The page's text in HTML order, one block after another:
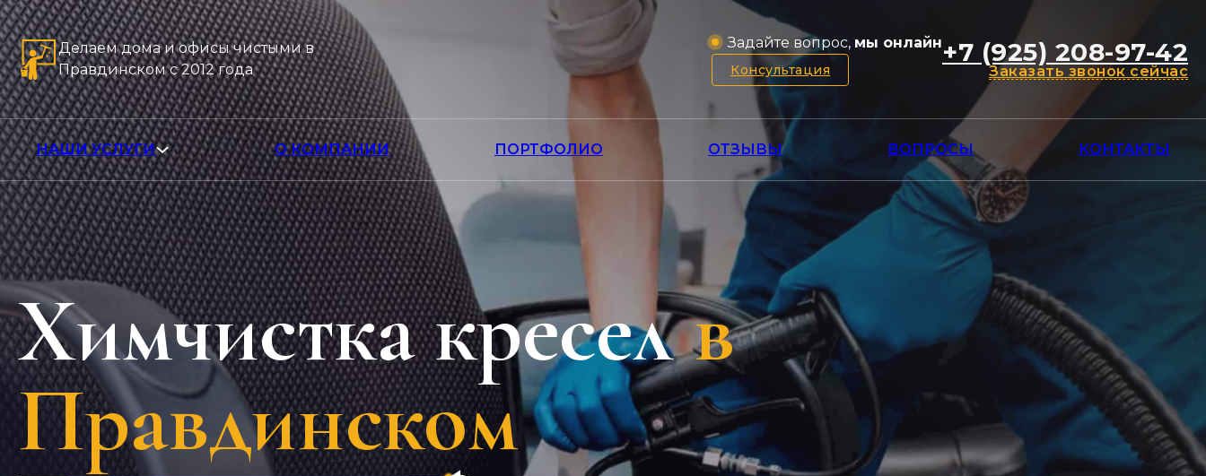
Делаем дома и офисы чистыми в
Правдинском с 2012 года
Задайте вопрос, мы онлайн
Консультация
+7 (925) 208-97-42
Заказать звонок сейчас
НАШИ УСЛУГИ О КОМПАНИИ ПОРТФОЛИО ОТЗЫВЫ ВОПРОСЫ КОНТАКТЫ
Химчистка креселв
Правдинском